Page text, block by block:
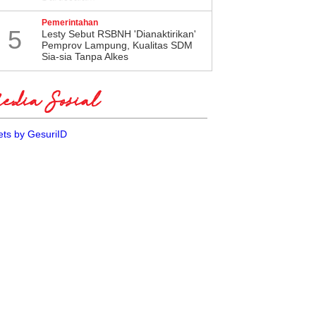
5
Pemerintahan
Lesty Sebut RSBNH 'Dianaktirikan'
Pemprov Lampung, Kualitas SDM
Sia-sia Tanpa Alkes
Sosial
by GesuriID